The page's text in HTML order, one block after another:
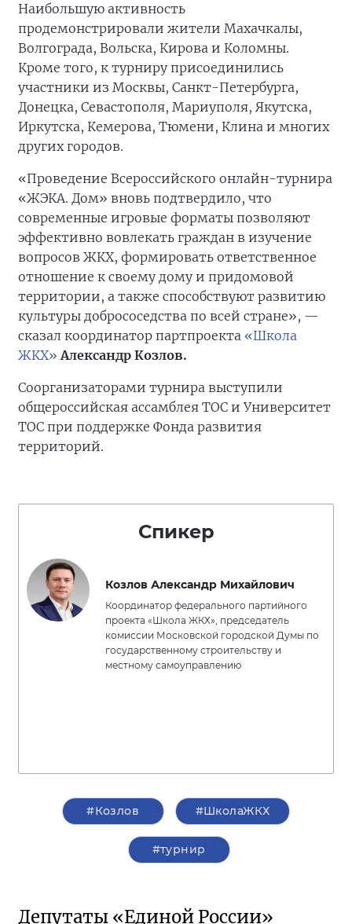
Наибольшую активность
продемонстрировали жители Махачкалы,
Волгограда, Вольска, Кирова и Коломны.
Кроме того, к турниру присоединились
участники из Москвы, Санкт-Петербурга,
Донецка, Севастополя, Мариуполя, Якутска,
Иркутска, Кемерова, Тюмени, Клина и многих
других городов.
«Проведение Всероссийского онлайн-турнира
«ЖЭКА. Дом» вновь подтвердило, что
современные игровые форматы позволяют
эффективно вовлекать граждан в изучение
вопросов ЖКХ, формировать ответственное
отношение к своему дому и придомовой
территории, а также способствуют развитию
культуры добрососедства по всей стране», —
сказал координатор партпроекта «Школа
ЖКХ» Александр Козлов.
Соорганизаторами турнира выступили
общероссийская ассамблея ТОС и Университет
ТОС при поддержке Фонда развития
территорий.
Спикер
Козлов Александр Михайлович
Координатор федерального партийного
проекта «Школа ЖКХ», председатель
комиссии Московской городской Думы по
государственному строительству и
местному самоуправлению
#Козлов #ШколаЖКХ
#турнир
Депутаты «Единой России»